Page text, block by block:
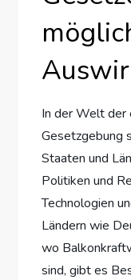
In der Welt der
Gesetzgebung
Staaten und
Politiken und
Technologien
Ländern wie
wo
sind, gibt es